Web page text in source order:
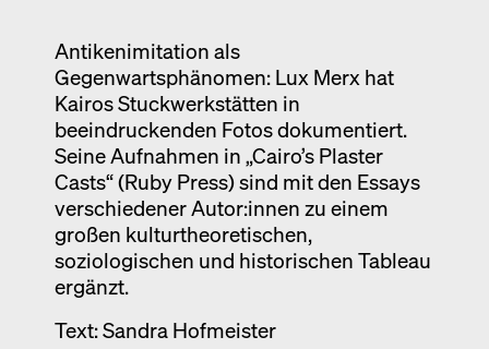
Venedig
Termine
Antikenimitation als
Gegenwartsphänomen: Lux Merx hat
Kairos Stuckwerkstätten in
beeindruckenden Fotos dokumentiert.
Seine Aufnahmen in „Cairo’s Plaster
Casts“ (Ruby Press) sind mit den Essays
verschiedener Autor:innen zu einem
großen kulturtheoretischen,
soziologischen und historischen Tableau
ergänzt.
Text: Sandra Hofmeister